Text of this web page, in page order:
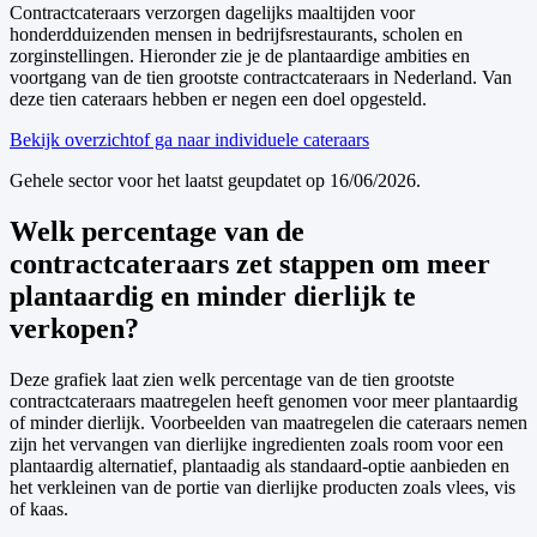
Contractcateraars verzorgen dagelijks maaltijden voor
honderdduizenden mensen in bedrijfsrestaurants, scholen en
zorginstellingen. Hieronder zie je de plantaardige ambities en
voortgang van de tien grootste contractcateraars in Nederland. Van
deze tien cateraars hebben er negen een doel opgesteld.
Bekijk overzichtof ga naar individuele cateraars
Gehele sector voor het laatst geupdatet op 16/06/2026.
Welk percentage van de
contractcateraars zet stappen om meer
plantaardig en minder dierlijk te
verkopen?
Deze grafiek laat zien welk percentage van de tien grootste
contractcateraars maatregelen heeft genomen voor meer plantaardig
of minder dierlijk. Voorbeelden van maatregelen die cateraars nemen
zijn het vervangen van dierlijke ingredienten zoals room voor een
plantaardig alternatief, plantaadig als standaard-optie aanbieden en
het verkleinen van de portie van dierlijke producten zoals vlees, vis
of kaas.